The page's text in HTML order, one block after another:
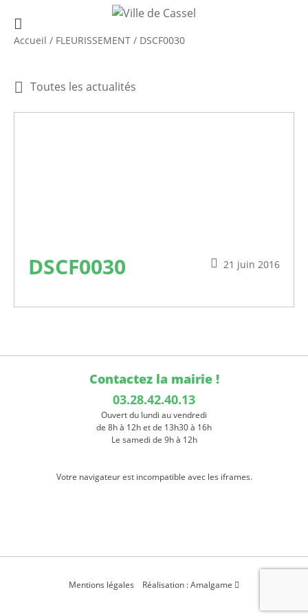
Accueil / FLEURISSEMENT / DSCF0030
Toutes les actualités
21 juin 2016
DSCF0030
Contactez la mairie !
03.28.42.40.13
Ouvert du lundi au vendredi
de 8h à 12h et de 13h30 à 16h
Le samedi de 9h à 12h
Votre navigateur est incompatible avec les iframes.
Mentions légales Réalisation : Amalgame